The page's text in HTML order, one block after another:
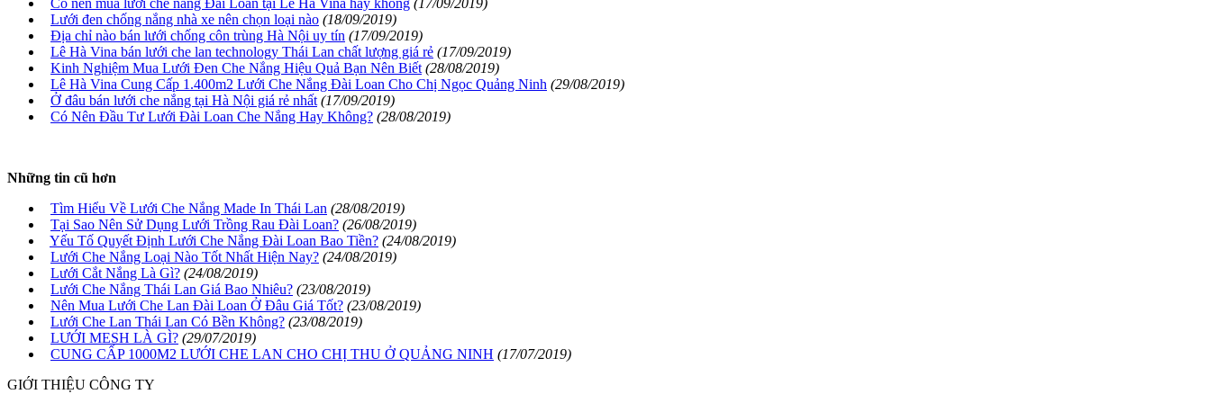
Lưới đen chống nắng nhà xe nên chọn loại nào (18/09/2019)
Địa chỉ nào bán lưới chống côn trùng Hà Nội uy tín (17/09/2019)
Lê Hà Vina bán lưới che lan technology Thái Lan chất lượng giá rẻ (17/09/2019)
Kinh Nghiệm Mua Lưới Đen Che Nắng Hiệu Quả Bạn Nên Biết (28/08/2019)
Lê Hà Vina Cung Cấp 1.400m2 Lưới Che Nắng Đài Loan Cho Chị Ngọc Quảng Ninh (29/08/2019)
Ở đâu bán lưới che nắng tại Hà Nội giá rẻ nhất (17/09/2019)
Có Nên Đầu Tư Lưới Đài Loan Che Nắng Hay Không? (28/08/2019)
Những tin cũ hơn
Tìm Hiểu Về Lưới Che Nắng Made In Thái Lan (28/08/2019)
Tại Sao Nên Sử Dụng Lưới Trồng Rau Đài Loan? (26/08/2019)
Yếu Tố Quyết Định Lưới Che Nắng Đài Loan Bao Tiền? (24/08/2019)
Lưới Che Nắng Loại Nào Tốt Nhất Hiện Nay? (24/08/2019)
Lưới Cắt Nắng Là Gì? (24/08/2019)
Lưới Che Nắng Thái Lan Giá Bao Nhiêu? (23/08/2019)
Nên Mua Lưới Che Lan Đài Loan Ở Đâu Giá Tốt? (23/08/2019)
Lưới Che Lan Thái Lan Có Bền Không? (23/08/2019)
LƯỚI MESH LÀ GÌ? (29/07/2019)
CUNG CẤP 1000M2 LƯỚI CHE LAN CHO CHỊ THU Ở QUẢNG NINH (17/07/2019)
GIỚI THIỆU CÔNG TY